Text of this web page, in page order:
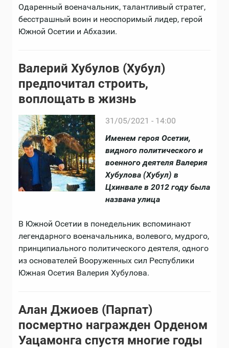
Одаренный военачальник, талантливый стратег,
бесстрашный воин и неоспоримый лидер, герой
Южной Осетии и Абхазии.
Валерий Хубулов (Хубул)
предпочитал строить,
воплощать в жизнь
31/05/2021 - 14:00
Именем героя Осетии,
видного политического и
военного деятеля Валерия
Хубулова (Хубул) в
Цхинвале в 2012 году была
названа улица
В Южной Осетии в понедельник вспоминают
легендарного военачальника, волевого, мудрого,
принципиального политического деятеля, одного
из основателей Вооруженных сил Республики
Южная Осетия Валерия Хубулова.
Алан Джиоев (Парпат)
посмертно награжден Орденом
Уацамонга спустя многие годы